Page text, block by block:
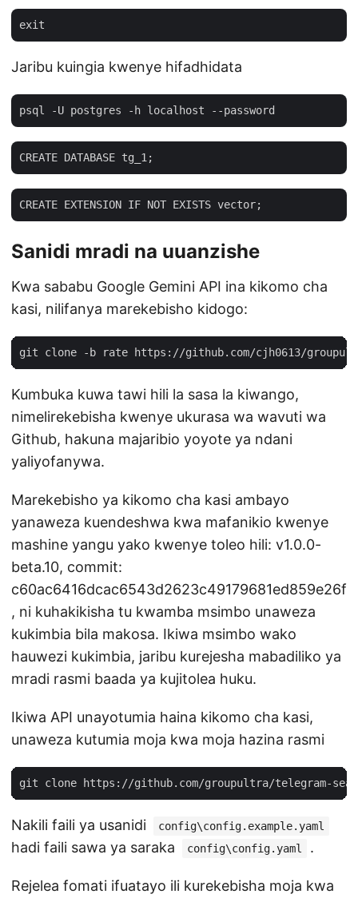
Jaribu kuingia kwenye hifadhidata
Sanidi mradi na uuanzishe
Kwa sababu Google Gemini API ina kikomo cha
kasi, nilifanya marekebisho kidogo:
Kumbuka kuwa tawi hili la sasa la kiwango,
nimelirekebisha kwenye ukurasa wa wavuti wa
Github, hakuna majaribio yoyote ya ndani
yaliyofanywa.
Marekebisho ya kikomo cha kasi ambayo
yanaweza kuendeshwa kwa mafanikio kwenye
mashine yangu yako kwenye toleo hili: v1.0.0-
beta.10, commit:
c60ac6416dcac6543d2623c49179681ed859e26f
, ni kuhakikisha tu kwamba msimbo unaweza
kukimbia bila makosa. Ikiwa msimbo wako
hauwezi kukimbia, jaribu kurejesha mabadiliko ya
mradi rasmi baada ya kujitolea huku.
Ikiwa API unayotumia haina kikomo cha kasi,
unaweza kutumia moja kwa moja hazina rasmi
Nakili faili ya usanidi config\config.example.yaml
hadi faili sawa ya saraka config\config.yaml .
Rejelea fomati ifuatayo ili kurekebisha moja kwa